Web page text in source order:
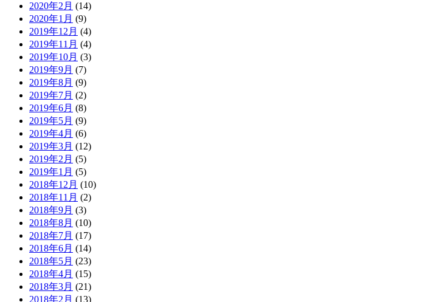
2020年2月 (14)
2020年1月 (9)
2019年12月 (4)
2019年11月 (4)
2019年10月 (3)
2019年9月 (7)
2019年8月 (9)
2019年7月 (2)
2019年6月 (8)
2019年5月 (9)
2019年4月 (6)
2019年3月 (12)
2019年2月 (5)
2019年1月 (5)
2018年12月 (10)
2018年11月 (2)
2018年9月 (3)
2018年8月 (10)
2018年7月 (17)
2018年6月 (14)
2018年5月 (23)
2018年4月 (15)
2018年3月 (21)
2018年2月 (13)